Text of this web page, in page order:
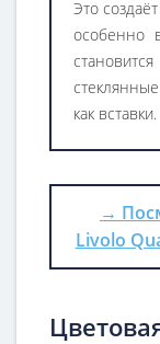
Это
особенно
как вставки.
→
Livolo